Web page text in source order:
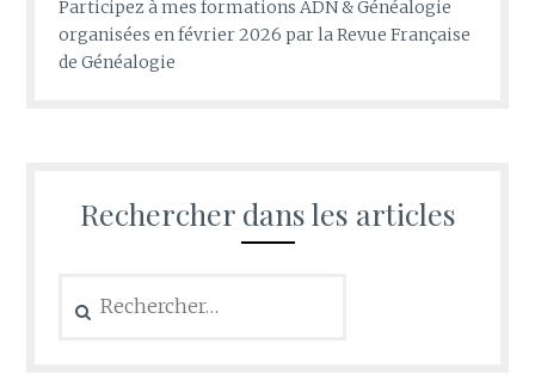
Participez à mes formations ADN & Généalogie
organisées en février 2026 par la Revue Française
de Généalogie
Rechercher dans les articles